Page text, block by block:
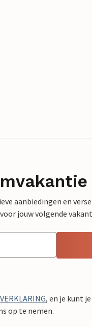
aanbiedingen en
jouw volgende
, en je kunt
op te nemen.